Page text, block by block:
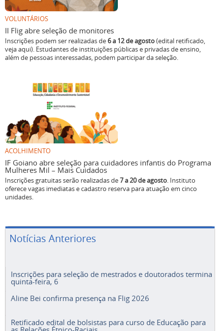
VOLUNTÁRIOS
II Flig abre seleção de monitores
Inscrições podem ser realizadas de6 a 12 de agosto(edital retificado,
veja aqui). Estudantes de instituições públicas e privadas de ensino,
além de pessoas interessadas, podem participar da seleção.
ACOLHIMENTO
IF Goiano abre seleção para cuidadores infantis do Programa
Mulheres Mil – Mais Cuidados
Inscrições gratuitas serão realizadas de7 a 20 de agosto. Instituto
oferece vagas imediatas e cadastro reserva para atuação em cinco
unidades.
Notícias Anteriores
Inscrições para seleção de mestrados e doutorados termina
quinta-feira, 6
Aline Bei confirma presença na Flig 2026
Retificado edital de bolsistas para curso de Educação para